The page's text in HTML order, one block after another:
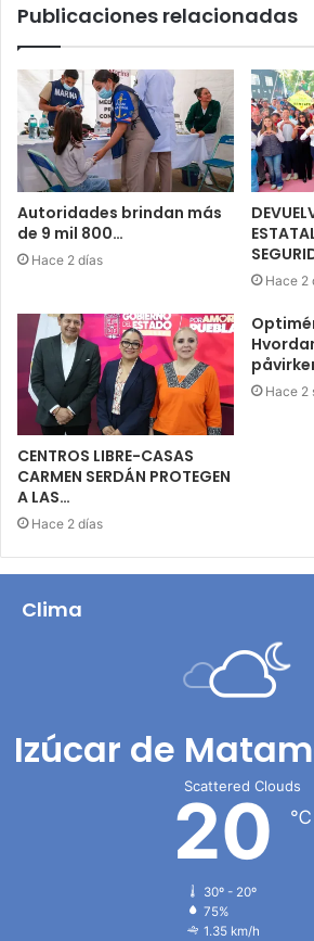
Publicaciones relacionadas
Autoridades brindan más
de 9 mil 800…
Hace 2 días
Hace 2
CENTROS LIBRE-CASAS
CARMEN SERDÁN PROTEGEN
A LAS…
Hace 2 días
Hace 2
Clima
Izúcar de
Scattered Clouds
20 ℃
30º - 20º
75%
1.35 km/h